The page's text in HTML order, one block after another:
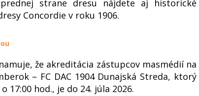
strane dresu nájdete aj historické
Concordie v roku 1906.
že akreditácia zástupcov masmédií na
– FC DAC 1904 Dunajská Streda, ktorý
17:00 hod., je do 24. júla 2026.